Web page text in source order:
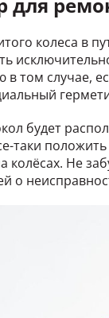
для
колеса в
в том случае,
будет
таки
колёсах. Не
о